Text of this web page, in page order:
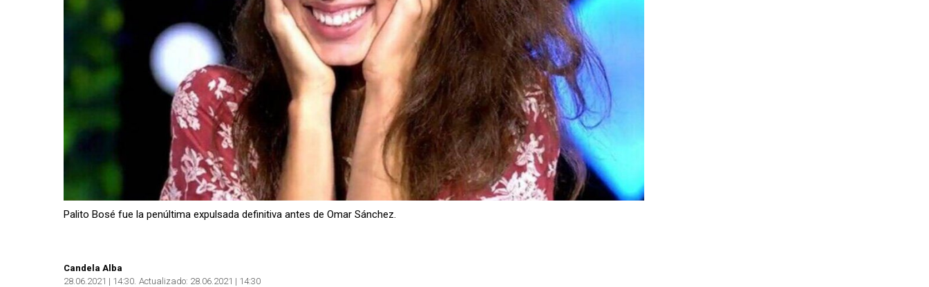
Palito Bosé fue la penúltima expulsada definitiva antes de Omar Sánchez.
Candela Alba
28.06.2021 | 14:30 Actualizado: 28.06.2021 | 14:30